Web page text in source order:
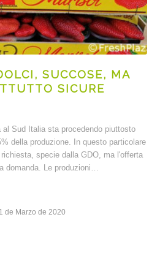
SUCCOSE, MA
SICURE
al Sud Italia sta procedendo piuttosto
della produzione. In questo particolare
specie dalla GDO, ma l'offerta
domanda. Le produzioni…
de Marzo de 2020